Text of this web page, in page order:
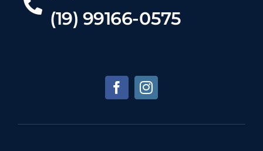
(19) 99166-0575